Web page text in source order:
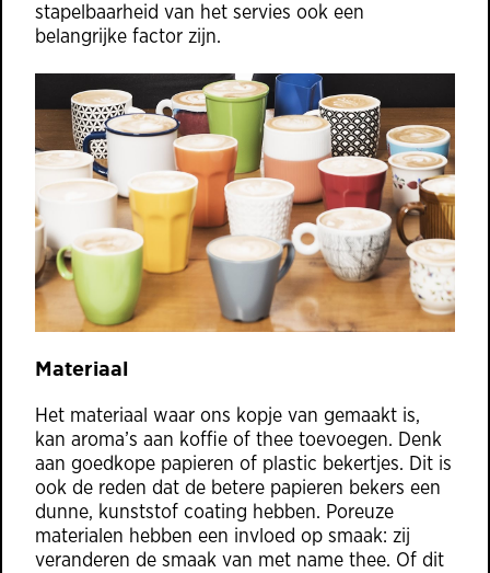
stapelbaarheid van het servies ook een
belangrijke factor zijn.
Materiaal
Het materiaal waar ons kopje van gemaakt is,
kan aroma’s aan koffie of thee toevoegen. Denk
aan goedkope papieren of plastic bekertjes. Dit is
ook de reden dat de betere papieren bekers een
dunne, kunststof coating hebben. Poreuze
materialen hebben een invloed op smaak: zij
veranderen de smaak van met name thee. Of dit